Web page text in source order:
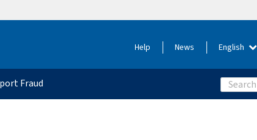
Help News English
Fraud Search